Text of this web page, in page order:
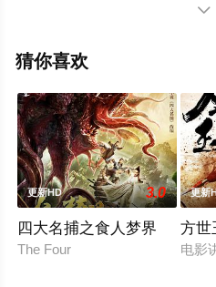
劳,田青,杨泽霖,杨志卿,方芬等
电影网，更多相关信息可移步

猜你喜欢
更新HD 3.0
四大名捕之食人梦界
The Four
更新
方世
电影